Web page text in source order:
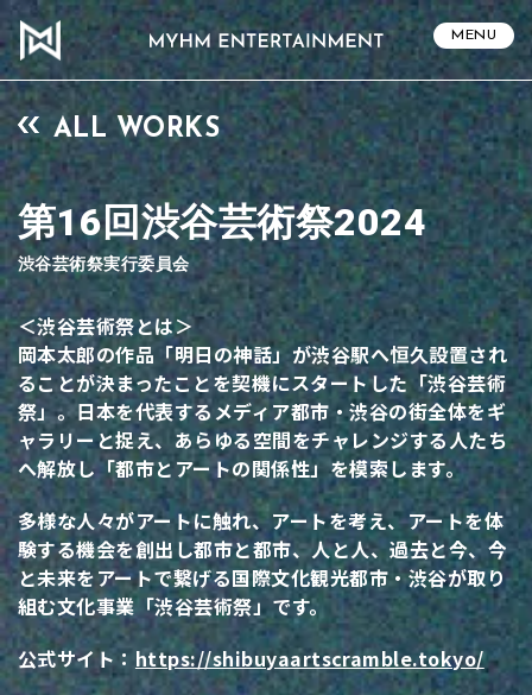
MENU
ALL WORKS
第16回渋谷芸術祭2024
渋谷芸術祭実行委員会
＜渋谷芸術祭とは＞
岡本太郎の作品「明日の神話」が渋谷駅へ恒久設置され
ることが決まったことを契機にスタートした「渋谷芸術
祭」。日本を代表するメディア都市・渋谷の街全体をギ
ャラリーと捉え、あらゆる空間をチャレンジする人たち
へ解放し「都市とアートの関係性」を模索します。
多様な人々がアートに触れ、アートを考え、アートを体
験する機会を創出し都市と都市、人と人、過去と今、今
と未来をアートで繋げる国際文化観光都市・渋谷が取り
組む文化事業「渋谷芸術祭」です。
公式サイト： https://shibuyaartscramble.tokyo/